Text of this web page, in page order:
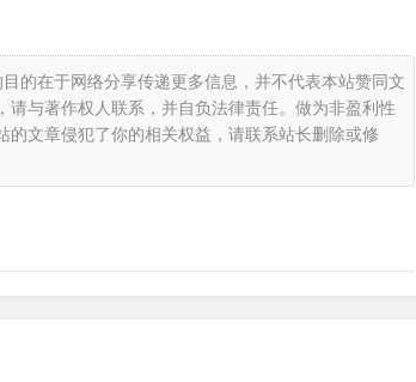
的在于网络分享传递更多信息，并不代表本站赞同文
与著作权人联系，并自负法律责任。做为非盈利性
文章侵犯了你的相关权益，请联系站长删除或修